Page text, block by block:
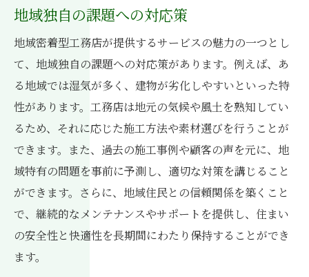
地域独自の課題への対応策
地域密着型工務店が提供するサービスの魅力の一つとし
て、地域独自の課題への対応策があります。例えば、あ
る地域では湿気が多く、建物が劣化しやすいといった特
性があります。工務店は地元の気候や風土を熟知してい
るため、それに応じた施工方法や素材選びを行うことが
できます。また、過去の施工事例や顧客の声を元に、地
域特有の問題を事前に予測し、適切な対策を講じること
ができます。さらに、地域住民との信頼関係を築くこと
で、継続的なメンテナンスやサポートを提供し、住まい
の安全性と快適性を長期間にわたり保持することができ
ます。